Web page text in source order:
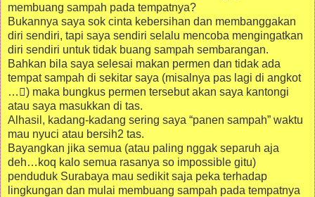
membuang sampah pada tempatnya?
Bukannya saya sok cinta kebersihan dan membanggakan
diri sendiri, tapi saya sendiri selalu mencoba mengingatkan
diri sendiri untuk tidak buang sampah sembarangan.
Bahkan bila saya selesai makan permen dan tidak ada
tempat sampah di sekitar saya (misalnya pas lagi di angkot
…) maka bungkus permen tersebut akan saya kantongi
atau saya masukkan di tas.
Alhasil, kadang-kadang sering saya “panen sampah” waktu
mau nyuci atau bersih2 tas.
Bayangkan jika semua (atau paling nggak separuh aja
deh…koq kalo semua rasanya so impossible gitu)
penduduk Surabaya mau sedikit saja peka terhadap
lingkungan dan mulai membuang sampah pada tempatnya